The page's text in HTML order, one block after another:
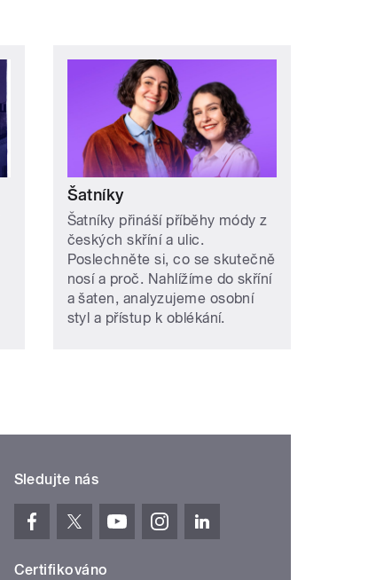
Šatníky
Šatníky přináší příběhy módy z
českých skříní a ulic.
Poslechněte si, co se skutečně
nosí a proč. Nahlížíme do skříní
a šaten, analyzujeme osobní
styl a přístup k oblékání.
Sledujte nás
Certifikováno